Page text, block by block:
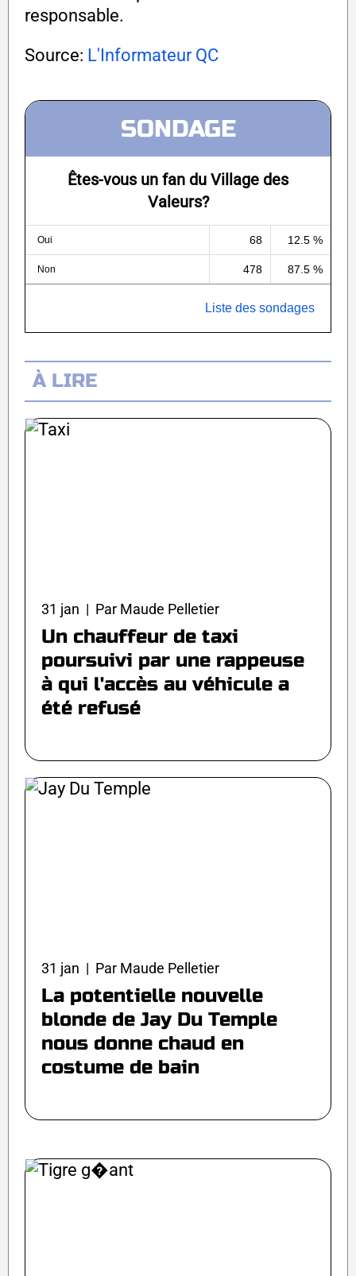
responsable.
Source: L'Informateur QC
SONDAGE
Êtes-vous un fan du Village des
Valeurs?
Oui 68 12.5 %
Non 478 87.5 %
Liste des sondages
À LIRE
31 jan | Par Maude Pelletier
Un chauffeur de taxi
poursuivi par une rappeuse
à qui l'accès au véhicule a
été refusé
31 jan | Par Maude Pelletier
La potentielle nouvelle
blonde de Jay Du Temple
nous donne chaud en
costume de bain